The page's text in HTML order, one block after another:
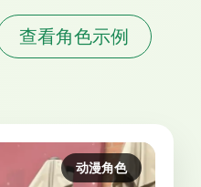
查看角色示例
动漫角色